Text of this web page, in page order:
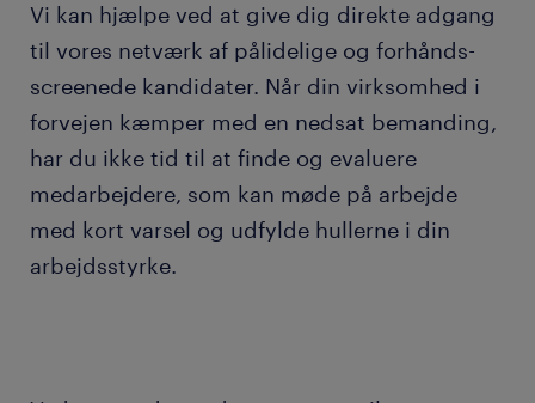
Vi kan hjælpe ved at give dig direkte adgang
til vores netværk af pålidelige og forhånds-
screenede kandidater. Når din virksomhed i
forvejen kæmper med en nedsat bemanding,
har du ikke tid til at finde og evaluere
medarbejdere, som kan møde på arbejde
med kort varsel og udfylde hullerne i din
arbejdsstyrke.